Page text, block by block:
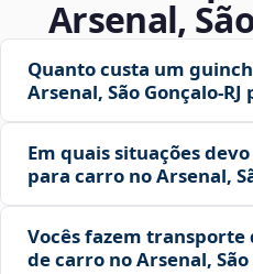
Arsenal,
Quanto custa um
Arsenal, São
Em quais situações
para carro no Arsenal,
Vocês fazem
de carro no Arsenal, São